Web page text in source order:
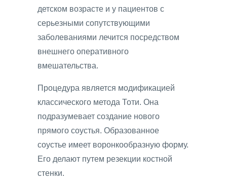
детском возрасте и у пациентов с
серьезными сопутствующими
заболеваниями лечится посредством
внешнего оперативного
вмешательства.
Процедура является модификацией
классического метода Тоти. Она
подразумевает создание нового
прямого соустья. Образованное
соустье имеет воронкообразную форму.
Его делают путем резекции костной
стенки.